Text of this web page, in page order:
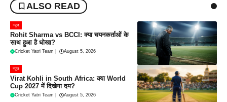
ALSO READ
न्यूज
Rohit Sharma vs BCCI: क्या चयनकर्ताओं के
साथ हुआ है धोखा?
Cricket Yatri Team August 5, 2026
न्यूज
Virat Kohli in South Africa: क्या World
Cup 2027 में दिखेगा दम?
Cricket Yatri Team August 5, 2026